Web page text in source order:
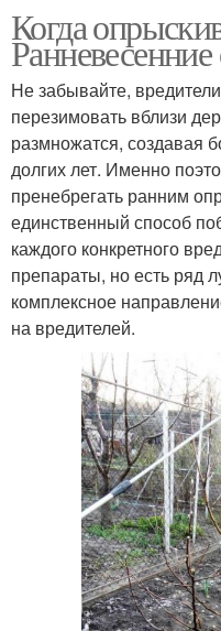
Когда
Не забывайте,
перезимовать вблизи
размножатся, создавая
долгих лет. Именно
пренебрегать ранним
единственный способ
каждого конкретного
препараты, но есть ряд
комплексное
на вредителей.